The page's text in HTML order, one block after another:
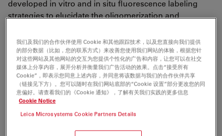
developed in vitro and in situ fluorescence labeling
strategies to elucidate the oligomerization and
associated protein alpha-synuclein. In 2012, she joined
EMBL as Humboldt postdoctoral fellow, and applied
advanced confocal microscopy and nanoscopy
imaging to study chromatin compaction at the
interphase-to-mitosis transition. She joined Leica
Microsystems in 2017 as Product Manager for
advanced confocal imaging.
我们及我们的合作伙伴使用 Cookie 和其他跟踪技术，以及您直接向我们提供
的部分数据（比如，您的联系方式）来改善您使用我们网站的体验，根据您针
对这些网站及其他网站的交互为您提供个性化的广告和内容，让您可以在社交
媒体上分享内容，展开分析并衡量我们广告活动的效果。点击“接受所有
Cookie”，即表示您同意上述内容，并同意将该数据与我们的合作伙伴共享
（链接见下方）。您可以随时在我们网站底部的“Cookie 设置”部分更改您的同
意偏好。请查看我们的《Cookie 通知》，了解有关我们实践的更多信息
Cookie Notice
Leica Microsystems Cookie Partners Details